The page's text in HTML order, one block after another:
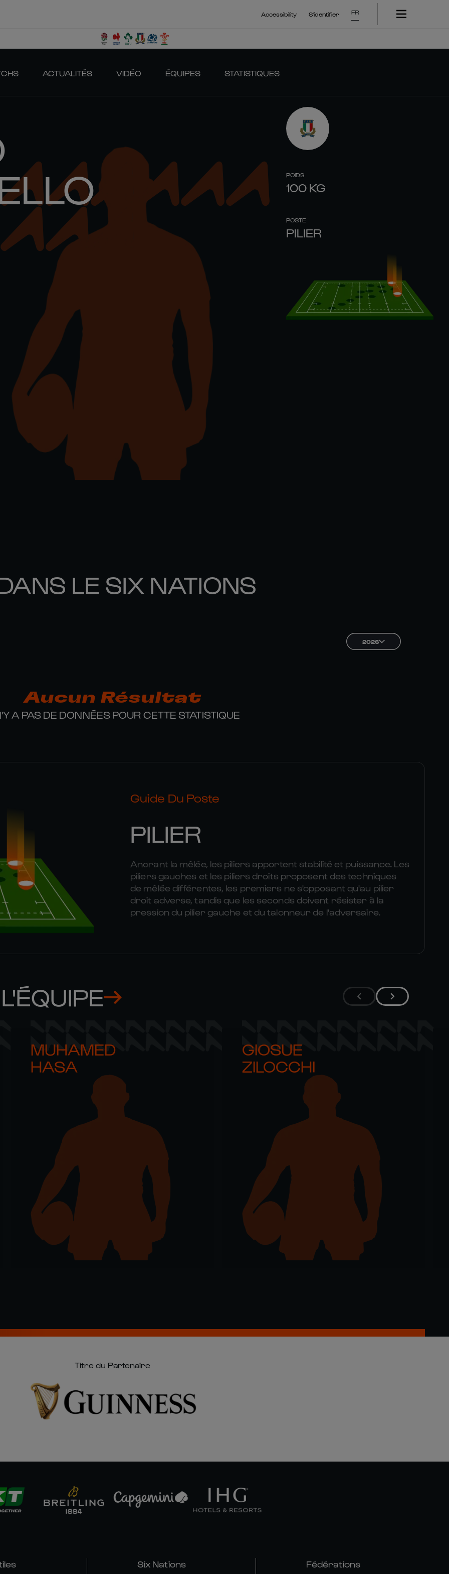
Accessibility S'identifier FR
ACTUALITÉS VIDÉO ÉQUIPES STATISTIQUES
POIDS
100 KG
POSTE
PILIER
LE SIX NATIONS
2026
Aucun Résultat
A PAS DE DONNÉES POUR CETTE STATISTIQUE
Guide Du Poste
PILIER
Ancrant la mêlée, les piliers apportent stabilité et puissance. Les
piliers gauches et les piliers droits proposent des techniques
de mêlée différentes, les premiers ne s'opposant qu'au pilier
droit adverse, tandis que les seconds doivent résister à la
pression du pilier gauche et du talonneur de l'adversaire.
MUHAMED
HASA
GIOSUE
ZILOCCHI
Titre du Partenaire
Six Nations Fédérations